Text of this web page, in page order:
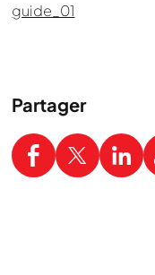
guide_01
Partager